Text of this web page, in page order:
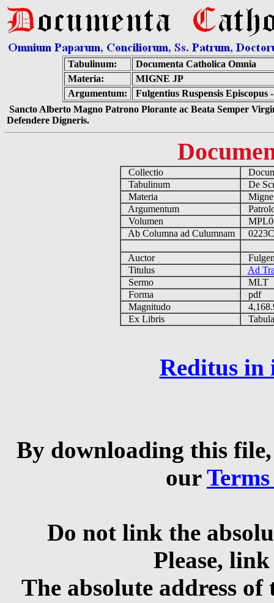
Tabulinum:
Documenta Catholica Omnia
Materia:
MIGNE JP
Argumentum:
Fulgentius Ruspensis
Sancto Alberto Magno Patrono Plorante ac Beata Semper
Defendere Digneris.
Collectio
Tabulinum
De
Materia
Argumentum
Volumen
Ab Columna ad Culumnam
Auctor
Titulus
Ad
Sermo
MLT
Forma
pdf
Magnitudo
Ex Libris
Reditus in
By downloading this
our
Do not link the
Please,
The absolute address